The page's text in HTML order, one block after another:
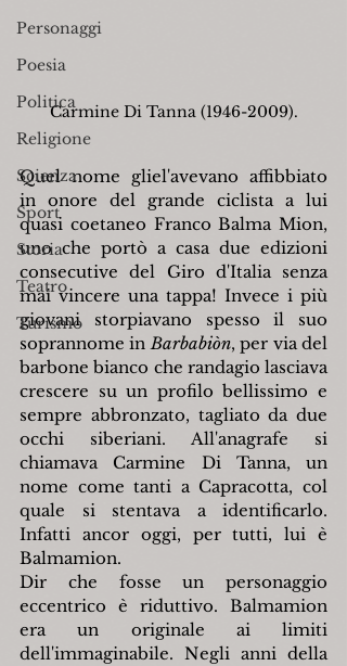
Personaggi
Poesia
Politica
Religione
Scienza
Sport
Storia
Teatro
Turismo
Carmine Di Tanna (1946-2009).
Quel nome gliel'avevano affibbiato
in onore del grande ciclista a lui
quasi coetaneo Franco Balma Mion,
uno che portò a casa due edizioni
consecutive del Giro d'Italia senza
mai vincere una tappa! Invece i più
giovani storpiavano spesso il suo
soprannome in Barbabiòn, per via del
barbone bianco che randagio lasciava
crescere su un profilo bellissimo e
sempre abbronzato, tagliato da due
occhi siberiani. All'anagrafe si
chiamava Carmine Di Tanna, un
nome come tanti a Capracotta, col
quale si stentava a identificarlo.
Infatti ancor oggi, per tutti, lui è
Balmamion.
Dir che fosse un personaggio
eccentrico è riduttivo. Balmamion
era un originale ai limiti
dell'immaginabile. Negli anni della